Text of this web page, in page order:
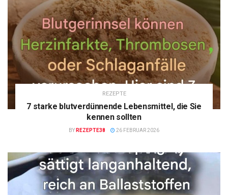
REZEPTE
7 starke blutverdünnende Lebensmittel, die Sie
kennen sollten
BY REZEPTE38 26 FEBRUAR 2026